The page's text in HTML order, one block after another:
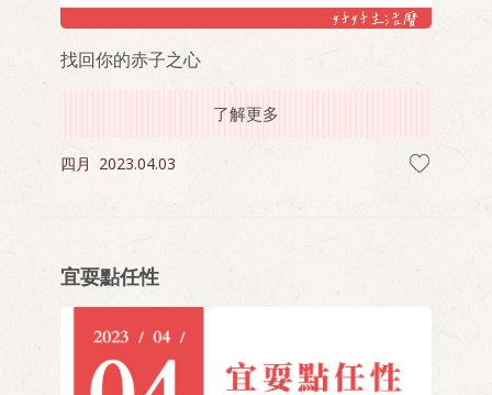
找回你的赤子之心
了解更多
四月 2023.04.03
宜耍點任性